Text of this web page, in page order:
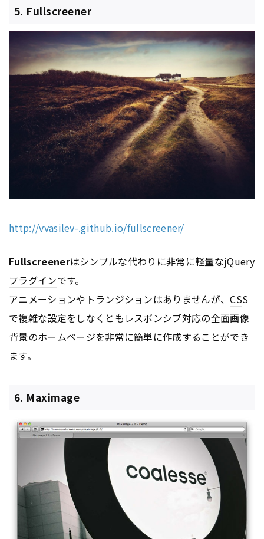
5. Fullscreener
http://vvasilev-.github.io/fullscreener/
Fullscreenerはシンプルな代わりに非常に軽量なjQuery
プラグインです。
アニメーションやトランジションはありませんが、CSS
で複雑な設定をしなくともレスポンシブ対応の全面画像
背景のホームページを非常に簡単に作成することができ
ます。
6. Maximage